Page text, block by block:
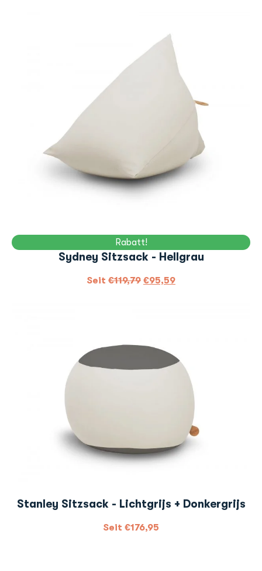
Rabatt!
Sydney Sitzsack - Hellgrau
Seit €119,79 €95,59
Stanley Sitzsack - Lichtgrijs + Donkergrijs
Seit €176,95